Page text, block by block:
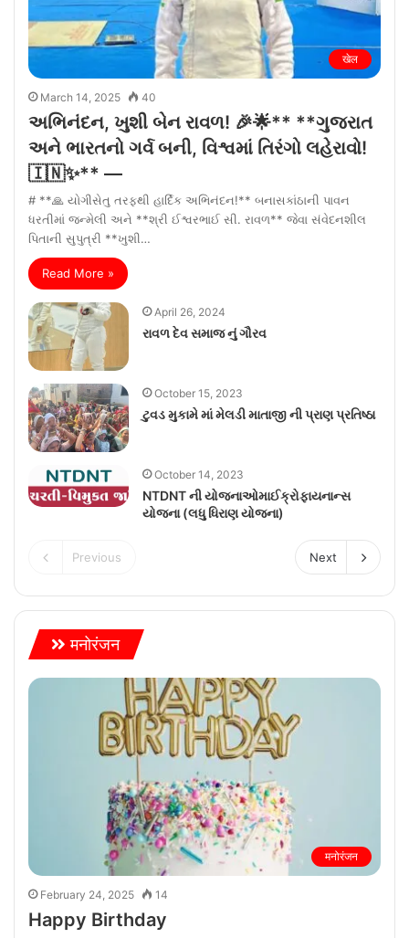
खेल
March 14, 2025 40
અભિનંદન, ખુશી બેન રાવળ! 🎉🌟** **ગુજરાત
અને ભારતનો ગર્વ બની, વિશ્વમાં તિરંગો લહેરાવો!
🇮🇳✨** —
# **🙏 યોગીસેતુ તરફથી હાર્દિક અભિનંદન!** બનાસકાંઠાની પાવન
ધરતીમાં જન્મેલી અને **શ્રી ઈશ્વરભાઈ સી. રાવળ** જેવા સંવેદનશીલ
પિતાની સુપુત્રી **ખુશી…
Read More »
April 26, 2024
રાવળ દેવ સમાજ નું ગૌરવ
October 15, 2023
ટુવડ મુકામે માં મેલડી માતાજી ની પ્રાણ પ્રતિષ્ઠા
October 14, 2023
NTDNT ની યોજનાઓમાઈક્રોફાયનાન્સ
યોજના (લધુ ધિરાણ યોજના)
Previous Next
मनोरंजन
मनोरंजन
February 24, 2025 14
Happy Birthday